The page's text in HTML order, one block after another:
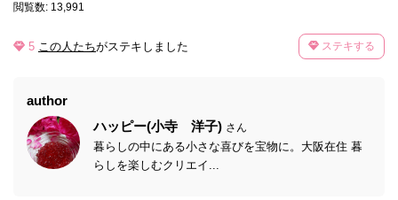
閲覧数: 13,991
5 この人たちがステキしました ステキする
author
ハッピー(小寺 洋子) さん
暮らしの中にある小さな喜びを宝物に。大阪在住 暮
らしを楽しむクリエイ...